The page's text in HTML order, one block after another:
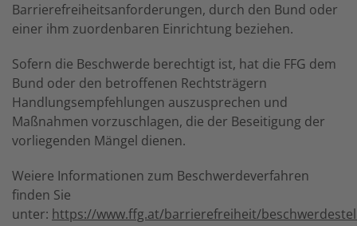
Barrierefreiheitsanforderungen, durch den Bund oder
einer ihm zuordenbaren Einrichtung beziehen.
Sofern die Beschwerde berechtigt ist, hat die FFG dem
Bund oder den betroffenen Rechtsträgern
Handlungsempfehlungen auszusprechen und
Maßnahmen vorzuschlagen, die der Beseitigung der
vorliegenden Mängel dienen.
Weiere Informationen zum Beschwerdeverfahren
finden Sie
unter: https://www.ffg.at/barrierefreiheit/